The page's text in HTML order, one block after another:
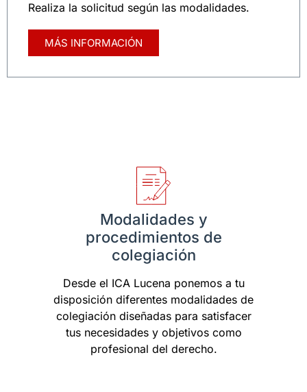
Realiza la solicitud según las modalidades.
MÁS INFORMACIÓN
Modalidades y
procedimientos de
colegiación
Desde el ICA Lucena ponemos a tu
disposición diferentes modalidades de
colegiación diseñadas para satisfacer
tus necesidades y objetivos como
profesional del derecho.